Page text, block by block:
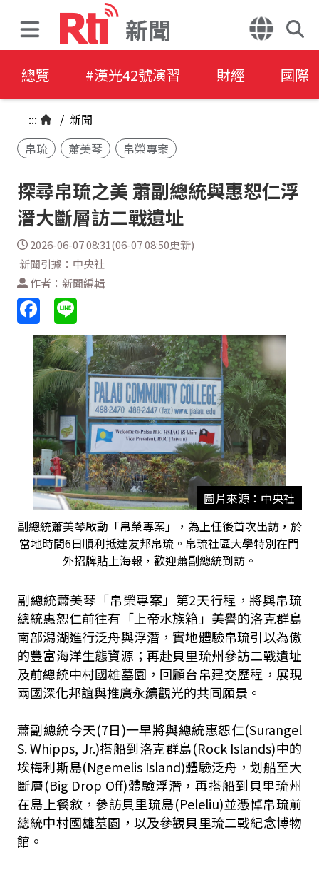
新聞
總覽 #漢光42號演習 財經 國際
::: / 新聞
帛琉
蕭美琴 帛榮專案
探尋帛琉之美 蕭副總統與惠恕仁浮
潛大斷層訪二戰遺址
2026-06-07 08:31(06-07 08:50更新)
新聞引據：中央社
作者：新聞編輯
圖片來源：中央社
副總統蕭美琴啟動「帛榮專案」，為上任後首次出訪，於
當地時間6日順利抵達友邦帛琉。帛琉社區大學特別在門
外招牌貼上海報，歡迎蕭副總統到訪。
副總統蕭美琴「帛榮專案」第2天行程，將與帛琉
總統惠恕仁前往有「上帝水族箱」美譽的洛克群島
南部潟湖進行泛舟與浮潛，實地體驗帛琉引以為傲
的豐富海洋生態資源；再赴貝里琉州參訪二戰遺址
及前總統中村國雄墓園，回顧台帛建交歷程，展現
兩國深化邦誼與推廣永續觀光的共同願景。
蕭副總統今天(7日)一早將與總統惠恕仁(Surangel
S. Whipps, Jr.)搭船到洛克群島(Rock Islands)中的
埃梅利斯島(Ngemelis Island)體驗泛舟，划船至大
斷層(Big Drop Off)體驗浮潛，再搭船到貝里琉州
在島上餐敘，參訪貝里琉島(Peleliu)並憑悼帛琉前
總統中村國雄墓園，以及參觀貝里琉二戰紀念博物
館。